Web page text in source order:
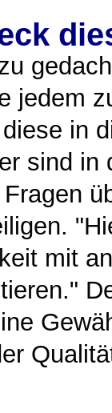
jedem
in
sind in
mit